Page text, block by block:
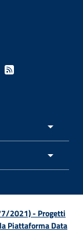
nuova finestra
finestra
Apertura in
- Apertura in
esterno -
esterno -
- Sito
Feed RSS -
2021) - Progetti
Piattaforma Data